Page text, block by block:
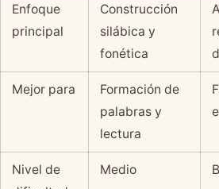
Enfoque
principal
Construcción
silábica y
fonética
Mejor para
Formación de
palabras y
lectura
Nivel de
Medio